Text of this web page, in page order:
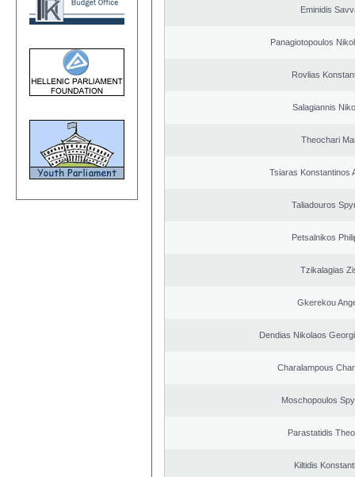
Eminidis
Panagiotopoulos
Rovlias
Salagiannis
Theochari
Tsiaras Konstantinos
Taliadouros
Petsalnikos
Tzikalagias
Gkerekou
Dendias Nikolaos
Charalampous
Moschopoulos
Parastatidis
Kiltidis